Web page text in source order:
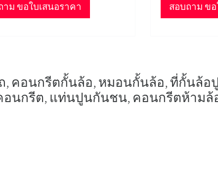
าม ขอใบเสนอราคา สอบถาม ขอ
, คอนกรีตกั้นล้อ, หมอนกั้นล้อ, ที่กั้นล้อ
กรีต, แท่นปูนกันชน, คอนกรีตห้ามล้อ